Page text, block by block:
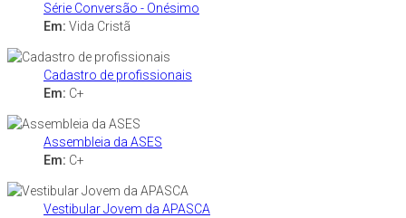
Série Conversão - Onésimo
Em: Vida Cristã
Cadastro de profissionais
Em: C+
Assembleia da ASES
Em: C+
Vestibular Jovem da APASCA